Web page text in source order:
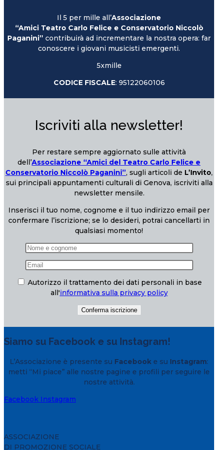
Il 5 per mille all’Associazione
“Amici Teatro Carlo Felice e Conservatorio Niccolò
Paganini” contribuirà ad incrementare la nostra opera: far
conoscere i giovani musicisti emergenti.
5xmille
CODICE FISCALE: 95122060106
Iscriviti alla newsletter!
Per restare sempre aggiornato sulle attività
dell’Associazione “Amici del Teatro Carlo Felice e
Conservatorio Niccolò Paganini”, sugli articoli de L’Invito,
sui principali appuntamenti culturali di Genova, iscriviti alla
newsletter mensile.
Inserisci il tuo nome, cognome e il tuo indirizzo email per
confermare l’iscrizione; se lo desideri, potrai cancellarti in
qualsiasi momento!
Autorizzo il trattamento dei dati personali in base
all'informativa sulla privacy policy
Siamo su Facebook e su Instagram!
L’Associazione è presente su Facebook e su Instagram:
metti “Mi piace” alle nostre pagine e profili per seguire le
nostre attività.
Facebook Instagram
ASSOCIAZIONE
DI PROMOZIONE SOCIALE